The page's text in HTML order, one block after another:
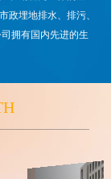
政埋地排水、排污、
拥有国内先进的生